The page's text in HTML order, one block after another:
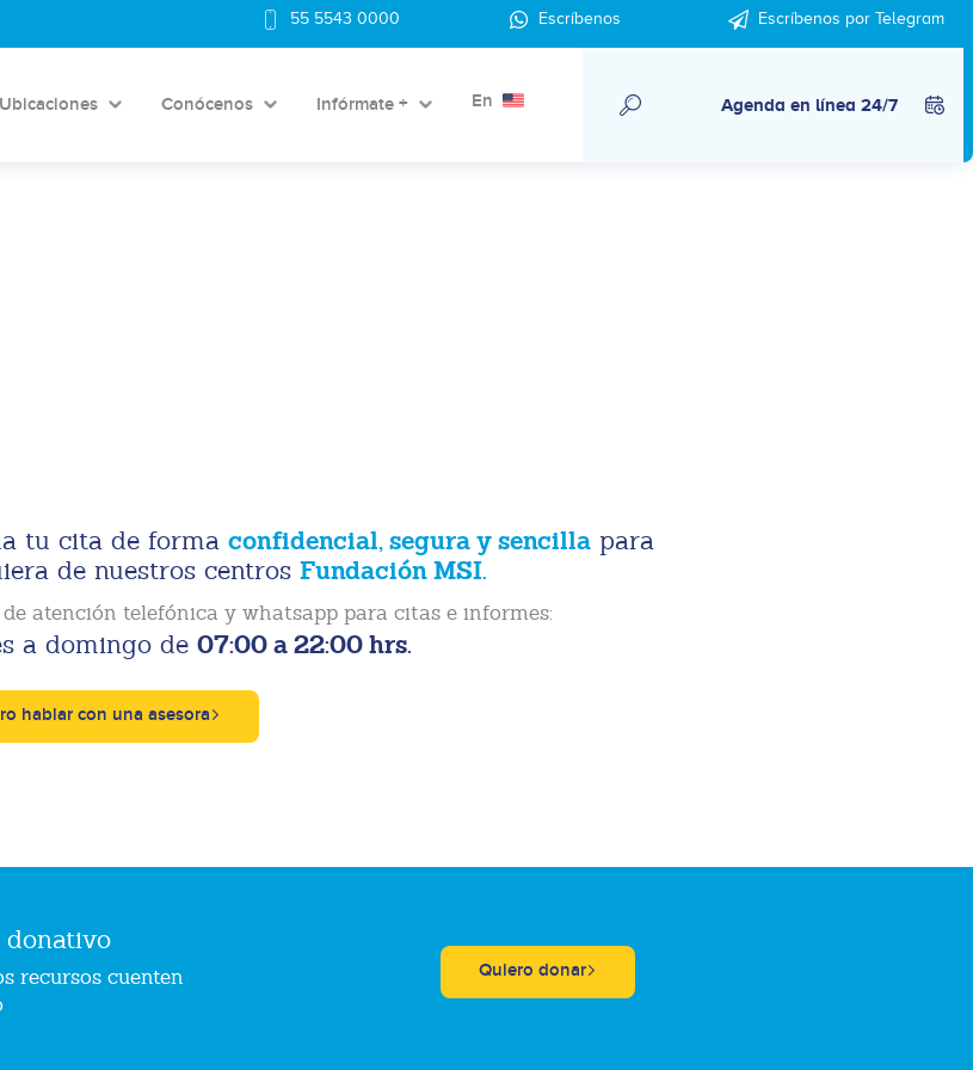
55 5543 0000 Escríbenos Escríbenos por Telegram
Conócenos Infórmate + En Agenda en línea 24/7
tu cita de forma confidencial, segura y sencillapara
de nuestros centros Fundación MSI.
atención telefónica y whatsapp para citas e informes:
a domingo de 07:00 a 22:00 hrs.
hablar con una asesora
recursos cuenten
Quiero donar